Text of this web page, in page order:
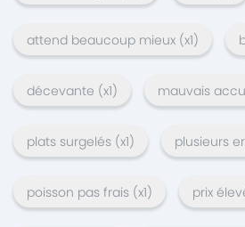
attend beaucoup mieux (x1)
décevante (x1) mauvais
plats surgelés (x1) plusieurs
poisson pas frais (x1) prix